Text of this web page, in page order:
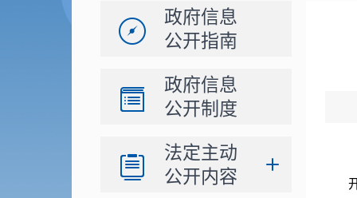
政府信息
公开指南
政府信息
公开制度
法定主动
公开内容